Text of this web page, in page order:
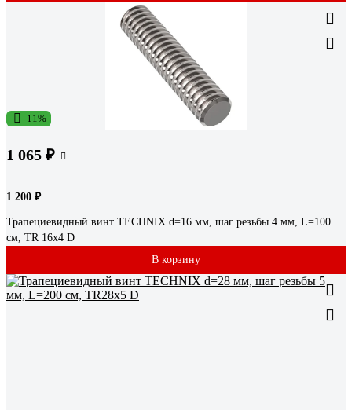
-11%
1 065 ₽
1 200 ₽
Трапециевидный винт TECHNIX d=16 мм, шаг резьбы 4 мм, L=100
см, TR 16х4 D
В корзину